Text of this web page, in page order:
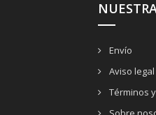
Envío
Aviso legal
Términos